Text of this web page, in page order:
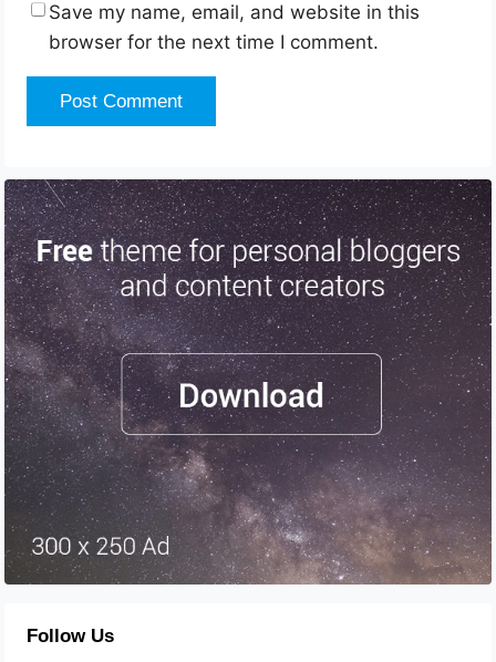
Save my name, email, and website in this
browser for the next time I comment.
Follow Us